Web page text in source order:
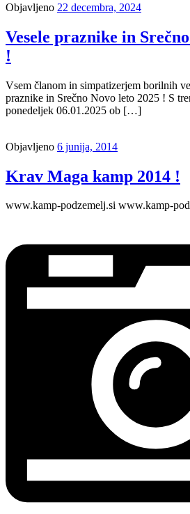
Objavljeno 22 decembra, 2024
Vesele praznike in
!
Vsem članom in simpatizerjem borilnih
praznike in Srečno Novo leto 2025 ! S
ponedeljek 06.01.2025 ob […]
Objavljeno 6 junija, 2014
Krav Maga kamp 2014 !
www.kamp-podzemelj.si www.kamp-